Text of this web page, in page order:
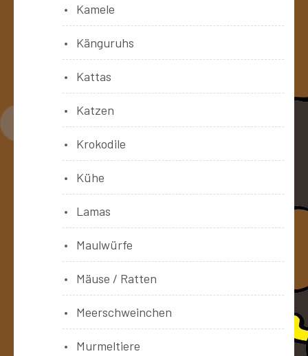
Kamele
Känguruhs
Kattas
Katzen
Krokodile
Kühe
Lamas
Maulwürfe
Mäuse / Ratten
Meerschweinchen
Murmeltiere